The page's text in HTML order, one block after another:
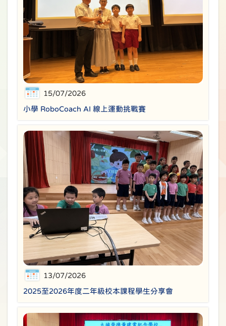
15/07/2026
小學 RoboCoach AI 線上運動挑戰賽
13/07/2026
2025至2026年度二年級校本課程學生分享會